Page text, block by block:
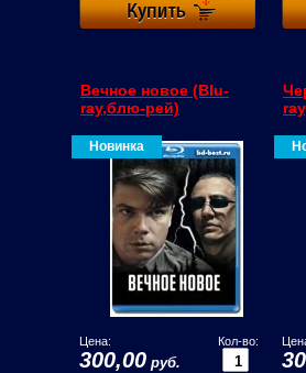
Вечное новое (Blu-
ray,блю-рей)
Новинка
Цена:
300,00 руб.
Кол-во: